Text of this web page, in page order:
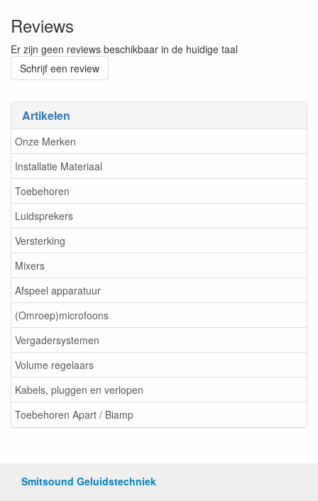
Artikelen
Onze Merken
Installatie Materiaal
Toebehoren
Luidsprekers
Versterking
Mixers
Afspeel apparatuur
(Omroep)microfoons
Vergadersystemen
Volume regelaars
Kabels, pluggen en verlopen
Toebehoren Apart / Biamp
Reviews
Er zijn geen reviews beschikbaar in de huidige taal
Schrijf een review
Smitsound Geluidstechniek